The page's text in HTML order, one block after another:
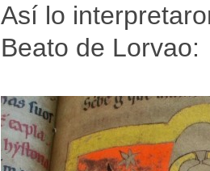
Así lo
Beato de Lorvao: